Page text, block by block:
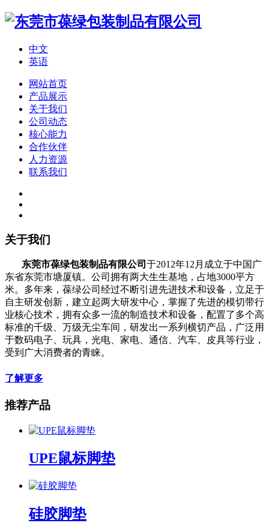
中文
英语
网站首页
产品展示
关于我们
公司动态
核心能力
合作伙伴
人力资源
联系我们
关于我们
东莞市葆绿包装制品有限公司 于2012年12月成立于中国广
东省东莞市塘厦镇。公司拥有两大生生基地，占地3000平方
米。多年来，葆绿公司经过不断引进先进技术和设备，立足于
自主研发创新，建立起两大研发中心，掌握了先进的模切带行
业核心技术，拥有众多一流的制造技术和设备，配置了多个高
标准的千级、万级无尘车间，研发出一系列横切产品，广泛用
于数码电子、玩具，光电、家电、通信、汽车、皮具等行业，
受到广大消费者的青睐。
了解更多
推荐产品
UPE鼠标脚垫
硅胶脚垫